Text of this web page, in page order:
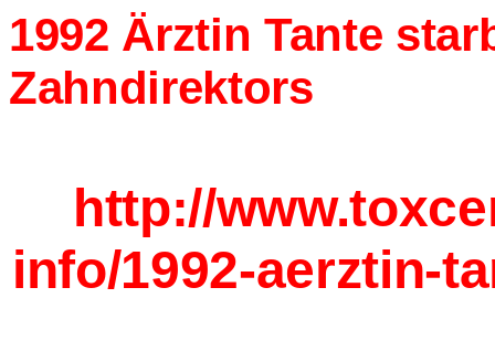
1992 Ärztin Tante
Zahndirektors
http://
info/1992-aerztin-